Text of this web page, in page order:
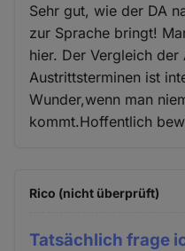
Sehr gut, wie der DA
zur Sprache bringt!
hier. Der Vergleich der
Austrittsterminen ist
Wunder,wenn man
kommt.Hoffentlich
Rico (nicht überprüft)
Tatsächlich frage